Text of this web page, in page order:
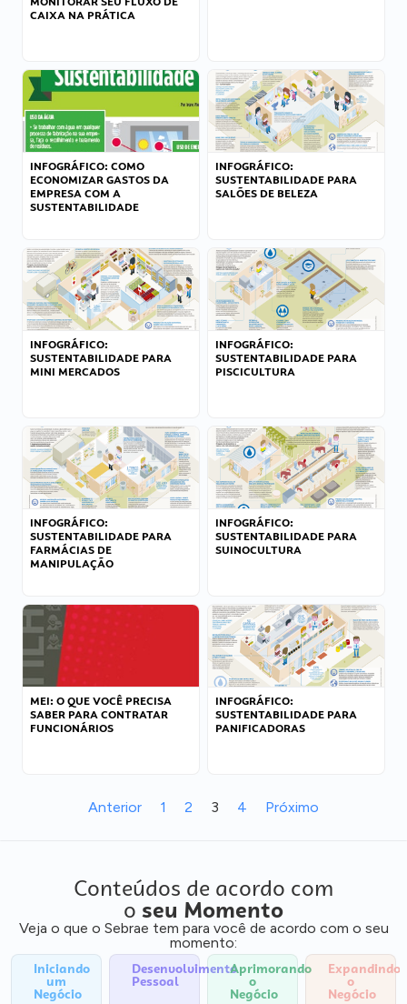
CAIXA NA PRÁTICA
INFOGRÁFICO: COMO
ECONOMIZAR GASTOS DA
EMPRESA COM A
SUSTENTABILIDADE
INFOGRÁFICO:
SUSTENTABILIDADE PARA
SALÕES DE BELEZA
INFOGRÁFICO:
SUSTENTABILIDADE PARA
MINI MERCADOS
INFOGRÁFICO:
SUSTENTABILIDADE PARA
PISCICULTURA
INFOGRÁFICO:
SUSTENTABILIDADE PARA
FARMÁCIAS DE
MANIPULAÇÃO
INFOGRÁFICO:
SUSTENTABILIDADE PARA
SUINOCULTURA
MEI: O QUE VOCÊ PRECISA
SABER PARA CONTRATAR
FUNCIONÁRIOS
INFOGRÁFICO:
SUSTENTABILIDADE PARA
PANIFICADORAS
Anterior 1 2 3 4 Próximo
Conteúdos de acordo com
o seu Momento
Veja o que o Sebrae tem para você de acordo com o seu
momento:
Iniciando
um
Negócio
Desenvolvimento
Pessoal
Aprimorando
o
Negócio
Expandindo
o
Negócio